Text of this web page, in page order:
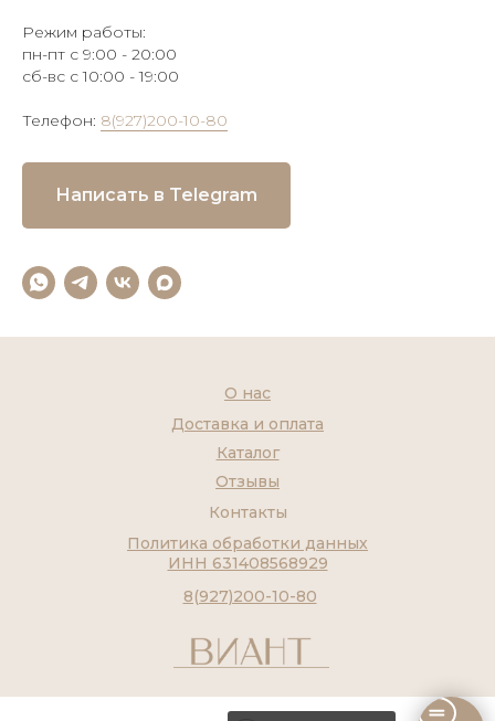
Режим работы:
пн-пт с 9:00 - 20:00
сб-вс с 10:00 - 19:00
Телефон: 8(927)200-10-80
Написать в Telegram
Контакты
8(927)200-10-80
Каталог
О нас
Доставка и оплата
Отзывы
Политика обработки данных
ИНН 631408568929